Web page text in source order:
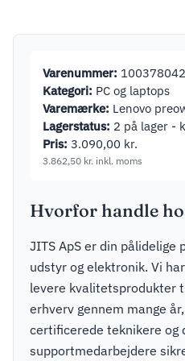
Varenummer:
Kategori: PC og laptops
Varemærke: Lenovo
Lagerstatus: 2 på lager -
Pris: 3.090,00 kr.
3.862,50 kr. inkl. moms
Hvorfor handle
JITS ApS er din pålidelige
udstyr og elektronik. Vi
levere kvalitetsprodukter
erhverv gennem mange
certificerede teknikere og
supportmedarbejdere